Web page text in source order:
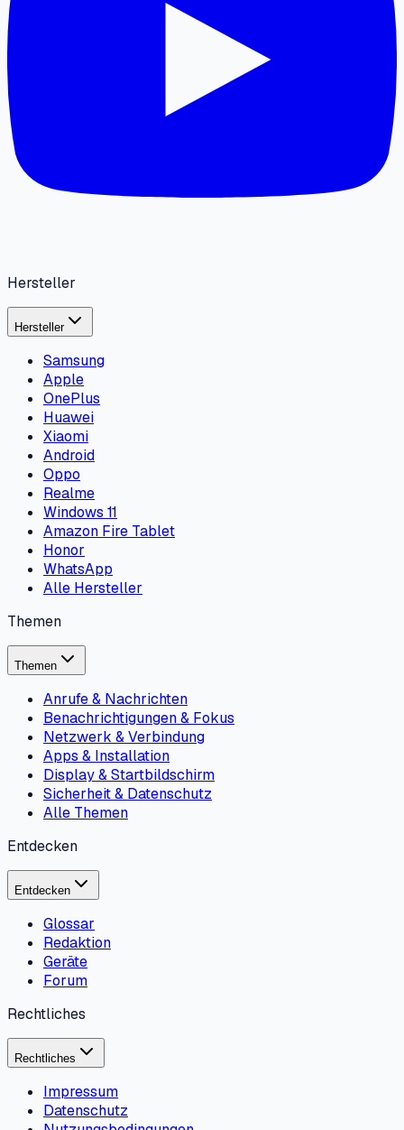
Hersteller
Hersteller
Samsung
Apple
OnePlus
Huawei
Xiaomi
Android
Oppo
Realme
Windows 11
Amazon Fire Tablet
Honor
WhatsApp
Alle Hersteller
Themen
Themen
Anrufe & Nachrichten
Benachrichtigungen & Fokus
Netzwerk & Verbindung
Apps & Installation
Display & Startbildschirm
Sicherheit & Datenschutz
Alle Themen
Entdecken
Entdecken
Glossar
Redaktion
Geräte
Forum
Rechtliches
Rechtliches
Impressum
Datenschutz